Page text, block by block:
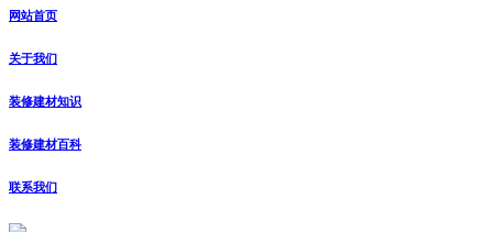
网站首页
关于我们
装修建材知识
装修建材百科
联系我们